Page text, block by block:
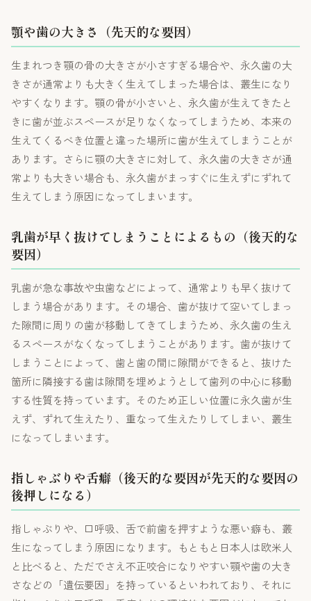
顎や歯の大きさ（先天的な要因）
生まれつき顎の骨の大きさが小さすぎる場合や、永久歯の大
きさが通常よりも大きく生えてしまった場合は、叢生になり
やすくなります。顎の骨が小さいと、永久歯が生えてきたと
きに歯が並ぶスペースが足りなくなってしまうため、本来の
生えてくるべき位置と違った場所に歯が生えてしまうことが
あります。さらに顎の大きさに対して、永久歯の大きさが通
常よりも大きい場合も、永久歯がまっすぐに生えずにずれて
生えてしまう原因になってしまいます。
乳歯が早く抜けてしまうことによるもの（後天的な
要因）
乳歯が急な事故や虫歯などによって、通常よりも早く抜けて
しまう場合があります。その場合、歯が抜けて空いてしまっ
た隙間に周りの歯が移動してきてしまうため、永久歯の生え
るスペースがなくなってしまうことがあります。歯が抜けて
しまうことによって、歯と歯の間に隙間ができると、抜けた
箇所に隣接する歯は隙間を埋めようとして歯列の中心に移動
する性質を持っています。そのため正しい位置に永久歯が生
えず、ずれて生えたり、重なって生えたりしてしまい、叢生
になってしまいます。
指しゃぶりや舌癖（後天的な要因が先天的な要因の
後押しになる）
指しゃぶりや、口呼吸、舌で前歯を押すような悪い癖も、叢
生になってしまう原因になります。もともと日本人は欧米人
と比べると、ただでさえ不正咬合になりやすい顎や歯の大き
さなどの「遺伝要因」を持っているといわれており、それに